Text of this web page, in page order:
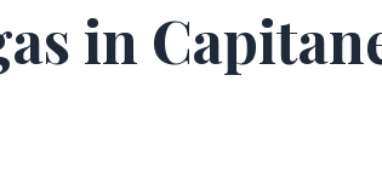
in